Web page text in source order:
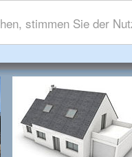
stimmen Sie der